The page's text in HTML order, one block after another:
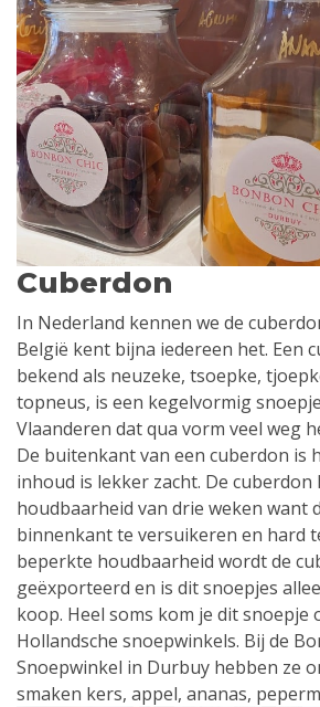
Cuberdon
In Nederland kennen we de
België kent bijna iedereen het. Een
bekend als neuzeke, tsoepke,
topneus, is een kegelvormig
Vlaanderen dat qua vorm veel weg
De buitenkant van een cuberdon is
inhoud is lekker zacht. De
houdbaarheid van drie weken want
binnenkant te versuikeren en hard
beperkte houdbaarheid wordt de
geëxporteerd en is dit snoepjes
koop. Heel soms kom je dit snoepje
Hollandsche snoepwinkels. Bij de
Snoepwinkel in Durbuy hebben ze
smaken kers, appel, ananas,